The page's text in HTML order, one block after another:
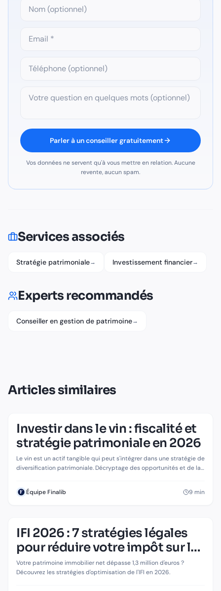
Parler à un conseiller gratuitement
Vos données ne servent qu'à vous mettre en relation. Aucune
revente, aucun spam.
Services associés
Stratégie patrimoniale→ Investissement financier→
Experts recommandés
Conseiller en gestion de patrimoine→
Articles similaires
Investir dans le vin : fiscalité et
stratégie patrimoniale en 2026
Le vin est un actif tangible qui peut s'intégrer dans une stratégie de
diversification patrimoniale. Décryptage des opportunités et de la
Équipe Finalib
9 min
IFI 2026 : 7 stratégies légales
pour réduire votre impôt sur la
fortune immobilière
Votre patrimoine immobilier net dépasse 1,3 million d'euros ?
Découvrez les stratégies d'optimisation de l'IFI en 2026.